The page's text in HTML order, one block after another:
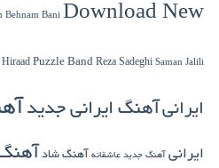
Behnam Bani Download New
Puzzle Band Reza Sadeghi Saman Jalili
ایرانی آهنگ ایرانی جدید
ایرانی آهنگ جدید عاشقانه آهنگ شاد